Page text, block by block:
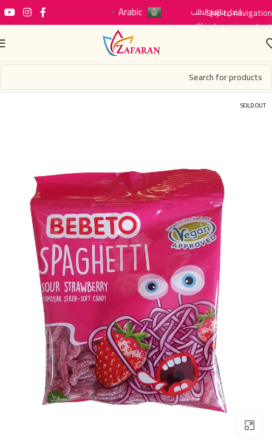
Skip to navigation
Skip to main content
اتصل بناتتبع الطلب Arabic
▼
SOLD OUT